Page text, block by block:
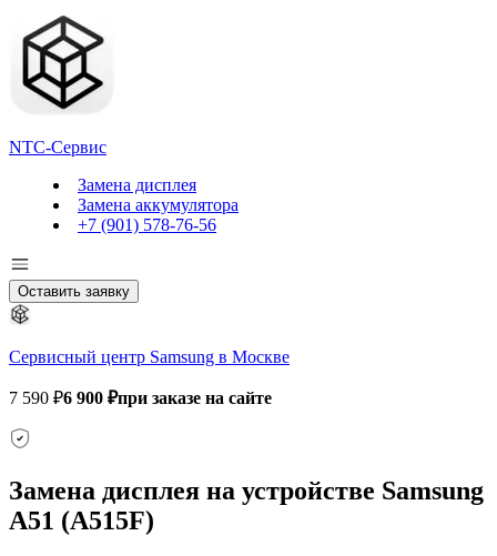
NTC-Сервис
Замена дисплея
Замена аккумулятора
+7 (901) 578-76-56
Оставить заявку
Сервисный центр Samsung в Москве
7 590 ₽6 900 ₽при заказе на сайте
Замена дисплея на устройстве Samsung
A51 (A515F)